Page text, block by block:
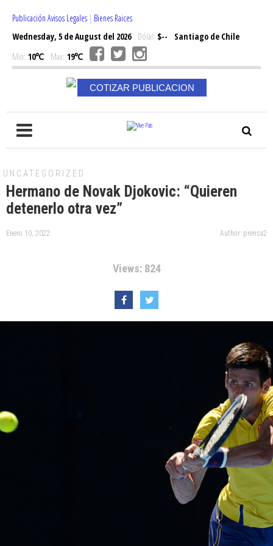
Publicación Avisos Legales | Bienes Raices
Wednesday, 5 de August del 2026Dólar: $--
Santiago de Chile
Min: 10℃ Max: 19℃
COTIZAR PUBLICACION
UNCATEGORIZED
Hermano de Novak Djokovic: “Quieren
detenerlo otra vez”
Enero 10, 2022 Author: prensa2
Views: 824